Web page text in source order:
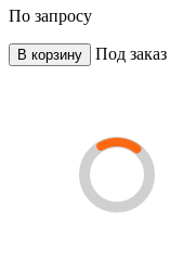
По запросу
В корзину Под заказ